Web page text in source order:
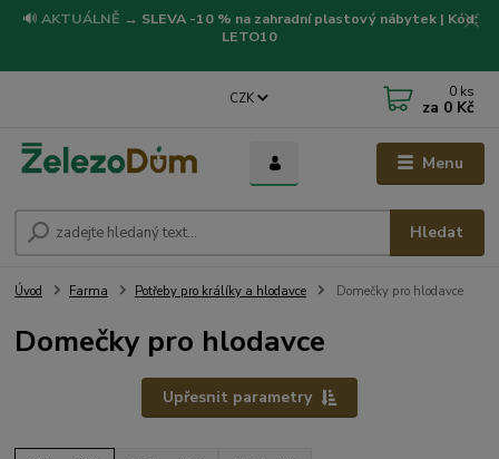
🔊 AKTUÁLNĚ → SLEVA -10 % na zahradní plastový nábytek | Kód:
LETO10
Menu
CZK
Hledat
0 ks
za 0 Kč
Úvod Farma Potřeby pro králíky a hlodavce Domečky pro hlodavce
Domečky pro hlodavce
Upřesnit parametry